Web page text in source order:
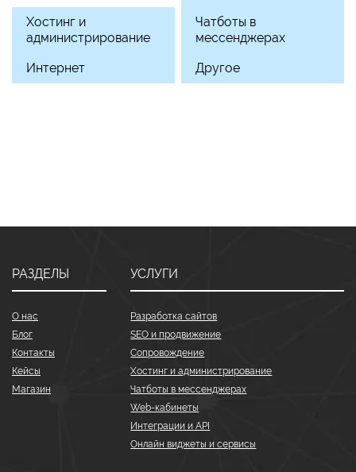
Хостинг и
администрирование
Чатботы в
мессенджерах
Интернет
Другое
РАЗДЕЛЫ
О нас
Блог
Контакты
Кейсы
Магазин
УСЛУГИ
Разработка сайтов
SEO и продвижение
Сопровождение
Хостинг и администрирование
Чатботы в мессенджерах
Web-кабинеты
Интеграции и API
Онлайн виджеты и сервисы